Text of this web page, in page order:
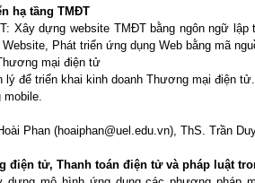
hạ tầng TMĐT
Xây dựng website TMĐT bằng ngôn ngữ lập
Phát triển ứng dụng Web bằng mã
mại điện tử
lý để triển khai kinh doanh Thương mại điện tử.
mobile.
Phan (hoaiphan@uel.edu.vn), ThS. Trần
điện tử, Thanh toán điện tử và pháp luật